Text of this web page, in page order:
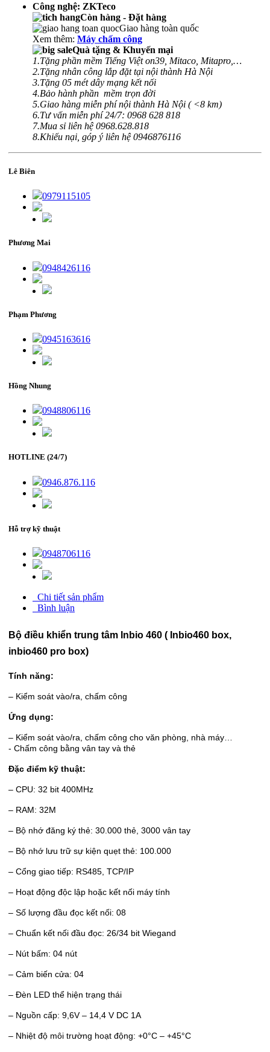
Công nghệ: ZKTeco
Còn hàng - Đặt hàng
Giao hàng toàn quốc
Xem thêm: Máy chấm công
Quà tặng & Khuyến mại
1.Tặng phần mềm Tiếng Việt on39, Mitaco, Mitapro,…
2.Tặng nhân công lắp đặt tại nội thành Hà Nội
3.Tặng 05 mét dây mạng kết nối
4.Bảo hành phần mềm trọn đời
5.Giao hàng miễn phí nội thành Hà Nội ( <8 km)
6.Tư vấn miễn phí 24/7: 0968 628 818
7.Mua sỉ liên hệ 0968.628.818
8.Khiếu nại, góp ý liên hệ 0946876116
Lê Biên
0979115105
Phương Mai
0948426116
Phạm Phương
0945163616
Hồng Nhung
0948806116
HOTLINE (24/7)
0946.876.116
Hỗ trợ kỹ thuật
0948706116
Chi tiết sản phẩm
Bình luận
Bộ điều khiển trung tâm Inbio 460 ( Inbio460 box,
inbio460 pro box)
Tính năng:
– Kiểm soát vào/ra, chấm công
Ứng dụng:
– Kiểm soát vào/ra, chấm công cho văn phòng, nhà máy…
- Chấm công bằng vân tay và thẻ
Đặc điểm kỹ thuật:
– CPU: 32 bit 400MHz
– RAM: 32M
– Bộ nhớ đăng ký thẻ: 30.000 thẻ, 3000 vân tay
– Bộ nhớ lưu trữ sự kiện quẹt thẻ: 100.000
– Cổng giao tiếp: RS485, TCP/IP
– Hoạt động độc lập hoặc kết nối máy tính
– Số lượng đầu đọc kết nối: 08
– Chuẩn kết nối đầu đọc: 26/34 bit Wiegand
– Nút bấm: 04 nút
– Cảm biến cửa: 04
– Đèn LED thể hiện trạng thái
– Nguồn cấp: 9,6V – 14,4 V DC 1A
– Nhiệt độ môi trường hoạt động: +0°C – +45°C